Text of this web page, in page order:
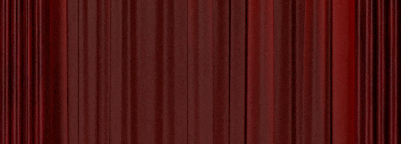
De Passie van de Spaanse
Kunstenaar: Een Artistieke
Ontdekking